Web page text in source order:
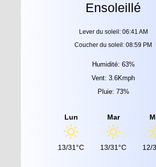
Ensoleillé
Lever du soleil: 06:41 AM
Coucher du soleil: 08:59 PM
Humidité: 63%
Vent: 3.6Kmph
Pluie: 73%
Lun
13/31°C
Mar
13/31°C 12/